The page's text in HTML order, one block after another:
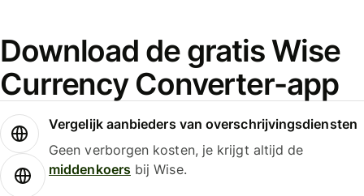
Download de gratis Wise
Currency Converter-app
Vergelijk aanbieders van overschrijvingsdiensten
Geen verborgen kosten, je krijgt altijd de
middenkoersbij Wise.